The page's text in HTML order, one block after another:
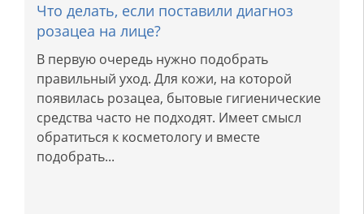
Что делать, если поставили диагноз
розацеа на лице?
В первую очередь нужно подобрать
правильный уход. Для кожи, на которой
появилась розацеа, бытовые гигиенические
средства часто не подходят. Имеет смысл
обратиться к косметологу и вместе
подобрать...